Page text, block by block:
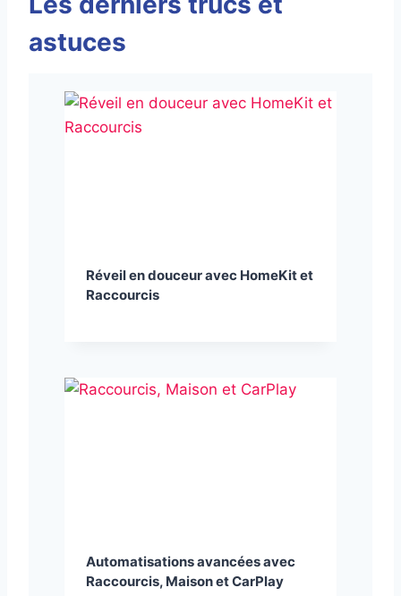
astuces
Réveil en douceur avec HomeKit et
Raccourcis
Automatisations avancées avec
Raccourcis, Maison et CarPlay